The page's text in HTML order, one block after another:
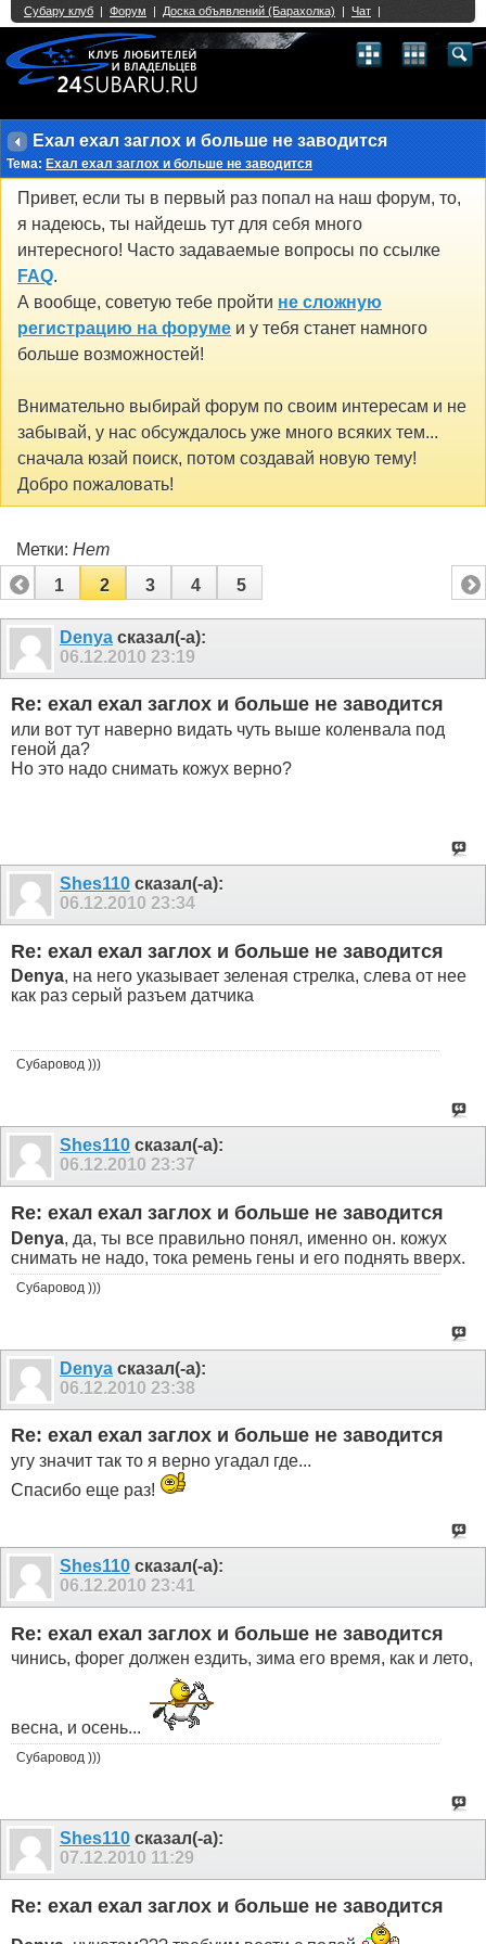
Ехал ехал заглох и больше не заводится
Тема: Ехал ехал заглох и больше не заводится
Привет, если ты в первый раз попал на наш форум, то,
я надеюсь, ты найдешь тут для себя много
интересного! Часто задаваемые вопросы по ссылке
FAQ.
А вообще, советую тебе пройти не сложную
регистрацию на форуме и у тебя станет намного
больше возможностей!
Внимательно выбирай форум по своим интересам и не
забывай, у нас обсуждалось уже много всяких тем...
сначала юзай поиск, потом создавай новую тему!
Добро пожаловать!
Метки: Нет
1
2 3 4 5
Denya сказал(-а):
06.12.2010 23:19
Re: ехал ехал заглох и больше не заводится
или вот тут наверно видать чуть выше коленвала под
геной да?
Но это надо снимать кожух верно?
Shes110 сказал(-а):
06.12.2010 23:34
Re: ехал ехал заглох и больше не заводится
Denya, на него указывает зеленая стрелка, слева от нее
как раз серый разъем датчика
Субаровод )))
Shes110 сказал(-а):
06.12.2010 23:37
Re: ехал ехал заглох и больше не заводится
Denya, да, ты все правильно понял, именно он. кожух
снимать не надо, тока ремень гены и его поднять вверх.
Субаровод )))
Denya сказал(-а):
06.12.2010 23:38
Re: ехал ехал заглох и больше не заводится
угу значит так то я верно угадал где...
Спасибо еще раз!
Shes110 сказал(-а):
06.12.2010 23:41
Re: ехал ехал заглох и больше не заводится
чинись, форег должен ездить, зима его время, как и лето,
весна, и осень...
Субаровод )))
Shes110 сказал(-а):
07.12.2010 11:29
Re: ехал ехал заглох и больше не заводится
Single Sign On provided byvBSSO
2 3 4 5 6 7 8 9 10 11 12 13 14 15 16 17 18 21 22 23 24 25 26
27 28 29 30 31 32 33 40 41 42 43